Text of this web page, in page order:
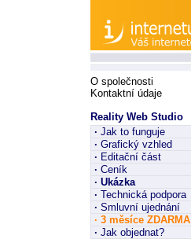
O společnosti
Kontaktní údaje
Reality Web Studio
· Jak to funguje
· Grafický vzhled
· Editační část
· Ceník
· Ukázka
· Technická podpora
· Smluvní ujednání
· 3 měsíce ZDARMA
· Jak objednat?